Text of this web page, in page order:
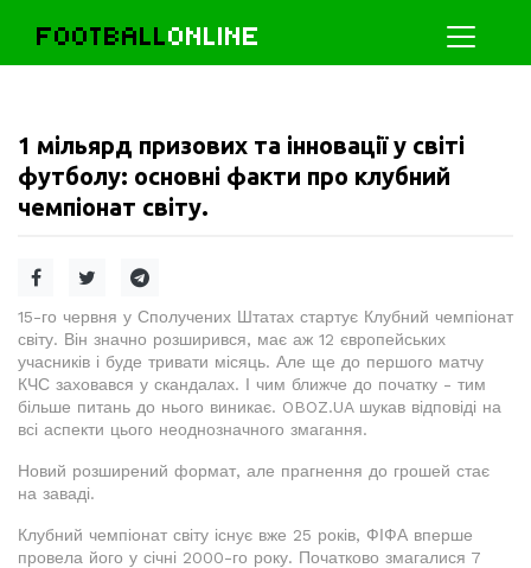
FOOTBALLONLINE
1 мільярд призових та інновації у світі
футболу: основні факти про клубний
чемпіонат світу.
15-го червня у Сполучених Штатах стартує Клубний чемпіонат
світу. Він значно розширився, має аж 12 європейських
учасників і буде тривати місяць. Але ще до першого матчу
КЧС заховався у скандалах. І чим ближче до початку - тим
більше питань до нього виникає. OBOZ.UA шукав відповіді на
всі аспекти цього неоднозначного змагання.
Новий розширений формат, але прагнення до грошей стає
на заваді.
Клубний чемпіонат світу існує вже 25 років, ФІФА вперше
провела його у січні 2000-го року. Початково змагалися 7